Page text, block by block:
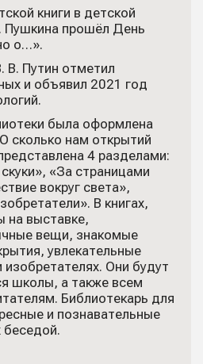
книги в детской
Пушкина прошёл День
о…».
В. Путин отметил
и объявил 2021 год
была оформлена
сколько нам открытий
4 разделами:
«За страницами
вокруг света»,
В книгах,
на выставке,
вещи, знакомые
увлекательные
изобретателях. Они будут
школы, а также всем
Библиотекарь для
и познавательные